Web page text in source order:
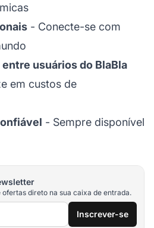
- Conecte-se com
usuários do BlaBla
em custos de
- Sempre disponível
ofertas direto na sua caixa de entrada.
Inscrever-se